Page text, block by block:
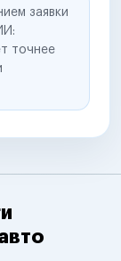
заявки
точнее